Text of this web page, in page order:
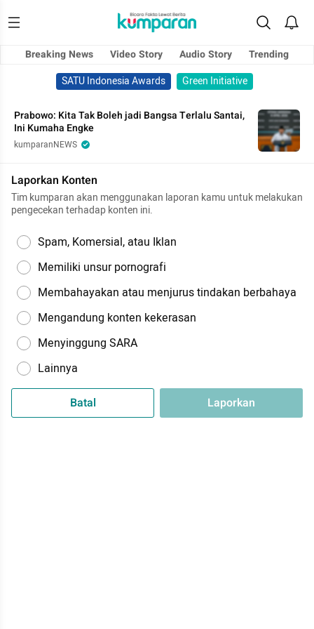
Breaking News Video Story Audio Story
Trending
SATU Indonesia Awards
Green Initiative
Prabowo: Kita Tak Boleh jadi Bangsa Terlalu Santai,
Ini Kumaha Engke
kumparanNEWS
Laporkan Konten
Tim kumparan akan menggunakan laporan kamu untuk melakukan
pengecekan terhadap konten ini.
Spam, Komersial, atau Iklan
Memiliki unsur pornografi
Membahayakan atau menjurus tindakan berbahaya
Mengandung konten kekerasan
Menyinggung SARA
Lainnya
Batal Laporkan